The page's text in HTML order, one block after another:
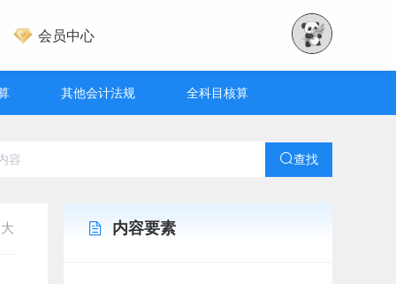
会员中心
其他会计法规 全科目核算
查找
内容要素
大